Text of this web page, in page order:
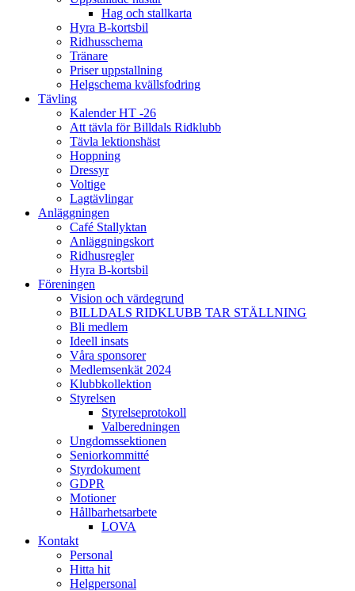
Hag och stallkarta
Hyra B-kortsbil
Ridhusschema
Tränare
Priser uppstallning
Helgschema kvällsfodring
Tävling
Kalender HT -26
Att tävla för Billdals Ridklubb
Tävla lektionshäst
Hoppning
Dressyr
Voltige
Lagtävlingar
Anläggningen
Café Stallyktan
Anläggningskort
Ridhusregler
Hyra B-kortsbil
Föreningen
Vision och värdegrund
BILLDALS RIDKLUBB TAR STÄLLNING
Bli medlem
Ideell insats
Våra sponsorer
Medlemsenkät 2024
Klubbkollektion
Styrelsen
Styrelseprotokoll
Valberedningen
Ungdomssektionen
Seniorkommitté
Styrdokument
GDPR
Motioner
Hållbarhetsarbete
LOVA
Kontakt
Personal
Hitta hit
Helgpersonal